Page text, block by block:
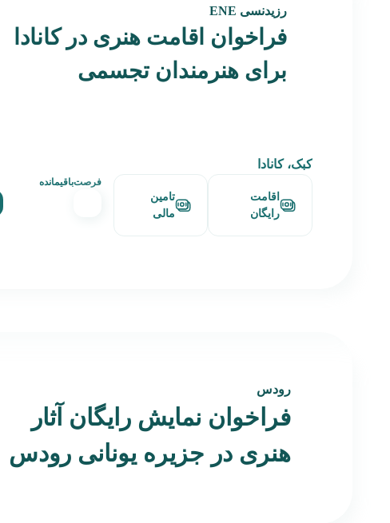
رزیدنسی ENE
فراخوان اقامت هنری در کانادا
برای هنرمندان تجسمی
کبک، کانادا
اقامت
رایگان
تامین
مالی
فرصت‌باقیمانده
رودس
فراخوان نمایش رایگان آثار
هنری در جزیره یونانی رودس